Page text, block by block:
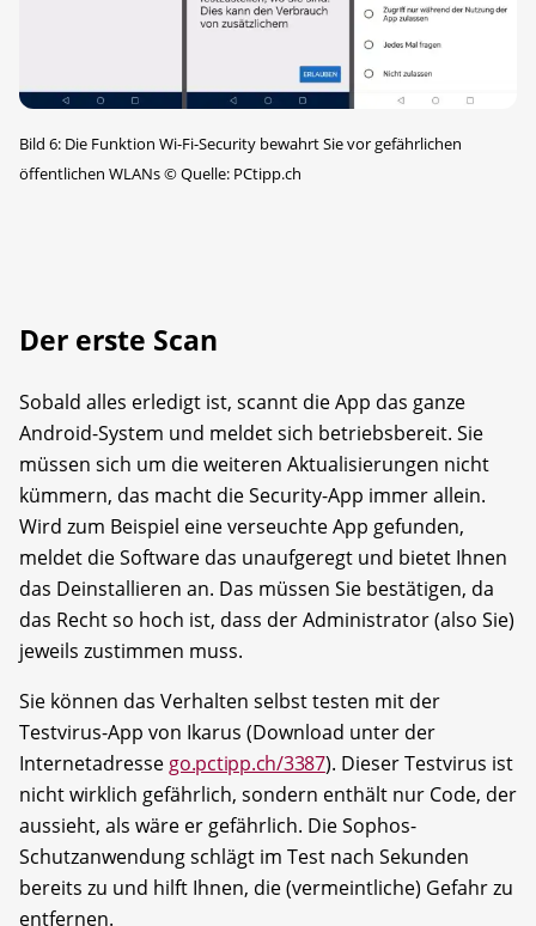
Bild 6: Die Funktion Wi-Fi-Security bewahrt Sie vor gefährlichen
öffentlichen WLANs©Quelle: PCtipp.ch
Der erste Scan
Sobald alles erledigt ist, scannt die App das ganze
Android-System und meldet sich betriebsbereit. Sie
müssen sich um die weiteren Aktualisierungen nicht
kümmern, das macht die Security-App immer allein.
Wird zum Beispiel eine verseuchte App gefunden,
meldet die Software das unaufgeregt und bietet Ihnen
das Deinstallieren an. Das müssen Sie bestätigen, da
das Recht so hoch ist, dass der Administrator (also Sie)
jeweils zustimmen muss.
Sie können das Verhalten selbst testen mit der
Testvirus-App von Ikarus (Download unter der
Internetadresse go.pctipp.ch/3387). Dieser Testvirus ist
nicht wirklich gefährlich, sondern enthält nur Code, der
aussieht, als wäre er gefährlich. Die Sophos-
Schutzanwendung schlägt im Test nach Sekunden
bereits zu und hilft Ihnen, die (vermeintliche) Gefahr zu
entfernen.